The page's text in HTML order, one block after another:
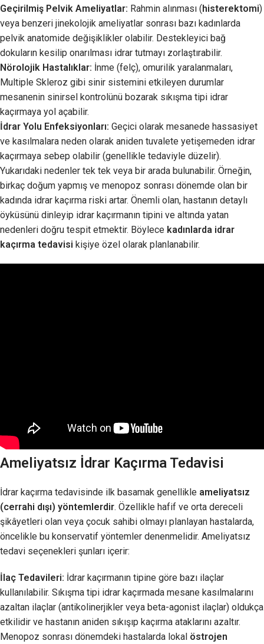
Geçirilmiş Pelvik Ameliyatlar: Rahmin alınması (histerektomi)
veya benzeri jinekolojik ameliyatlar sonrası bazı kadınlarda
pelvik anatomide değişiklikler olabilir. Destekleyici bağ
dokuların kesilip onarılması idrar tutmayı zorlaştırabilir.
Nörolojik Hastalıklar: İnme (felç), omurilik yaralanmaları,
Multiple Skleroz gibi sinir sistemini etkileyen durumlar
mesanenin sinirsel kontrolünü bozarak sıkışma tipi idrar
kaçırmaya yol açabilir.
İdrar Yolu Enfeksiyonları: Geçici olarak mesanede hassasiyet
ve kasılmalara neden olarak aniden tuvalete yetişemeden idrar
kaçırmaya sebep olabilir (genellikle tedaviyle düzelir).
Yukarıdaki nedenler tek tek veya bir arada bulunabilir. Örneğin,
birkaç doğum yapmış ve menopoz sonrası dönemde olan bir
kadında idrar kaçırma riski artar. Önemli olan, hastanın detaylı
öyküsünü dinleyip idrar kaçırmanın tipini ve altında yatan
nedenleri doğru tespit etmektir. Böylece kadınlarda idrar
kaçırma tedavisi kişiye özel olarak planlanabilir.
Ameliyatsız İdrar Kaçırma Tedavisi
İdrar kaçırma tedavisinde ilk basamak genellikle ameliyatsız
(cerrahi dışı) yöntemlerdir. Özellikle hafif ve orta dereceli
şikâyetleri olan veya çocuk sahibi olmayı planlayan hastalarda,
öncelikle bu konservatif yöntemler denenmelidir. Ameliyatsız
tedavi seçenekleri şunları içerir:
İlaç Tedavileri: İdrar kaçırmanın tipine göre bazı ilaçlar
kullanılabilir. Sıkışma tipi idrar kaçırmada mesane kasılmalarını
azaltan ilaçlar (antikolinerjikler veya beta-agonist ilaçlar) oldukça
etkilidir ve hastanın aniden sıkışıp kaçırma ataklarını azaltır.
Menopoz sonrası dönemdeki hastalarda lokal östrojen